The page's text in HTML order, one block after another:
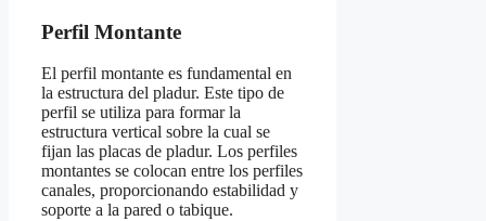
Perfil Montante
El perfil montante es fundamental en
la estructura del pladur. Este tipo de
perfil se utiliza para formar la
estructura vertical sobre la cual se
fijan las placas de pladur. Los perfiles
montantes se colocan entre los perfiles
canales, proporcionando estabilidad y
soporte a la pared o tabique.